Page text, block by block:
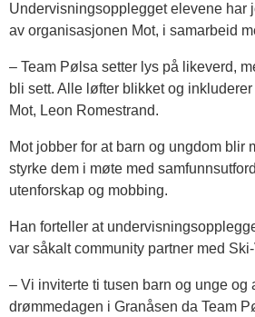
Undervisningsopplegget elevene har
av organisasjonen Mot, i samarbeid
– Team Pølsa setter lys på likeverd,
bli sett. Alle løfter blikket og
Mot, Leon Romestrand.
Mot jobber for at barn og ungdom blir
styrke dem i møte med
utenforskap og mobbing.
Han forteller at
var såkalt community partner med
– Vi inviterte ti tusen barn og unge og
drømmedagen i Granåsen da Team